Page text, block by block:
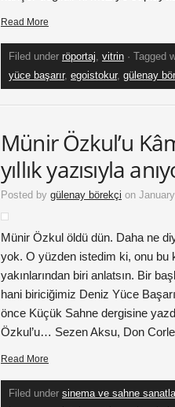
Read More
Filed under röportaj, vitrin · Tagged
yüce başarır, egoistokur, gülenay
Münir Özkul’u
yıllık yazısıyla
Posted by gülenay börekçi on
Münir Özkul öldü dün. Daha ne
yok. O yüzden istedim ki, onu bu
yakınlarından biri anlatsın. Bir
hani biriciğimiz Deniz Yüce
önce Küçük Sahne dergisine
Özkul’u… Sezen Aksu, Don
Read More
Filed under sinema ve sahne